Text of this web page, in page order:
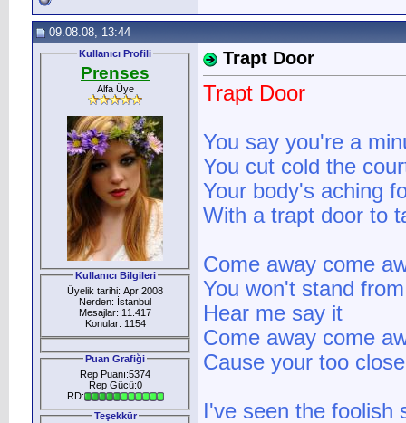
09.08.08, 13:44
Kullanıcı Profili
Prenses
Alfa Üye
Kullanıcı Bilgileri
Üyelik tarihi: Apr 2008
Nerden: İstanbul
Mesajlar: 11.417
Konular: 1154
Puan Grafiği
Rep Puanı:5374
Rep Gücü:0
RD:
Teşekkür
Trapt Door
Trapt Door
You say you're a
You cut cold the
Your body's aching
With a trapt door to
Come away come
You won't stand
Hear me say it
Come away come
Cause your too
I've seen the foolish